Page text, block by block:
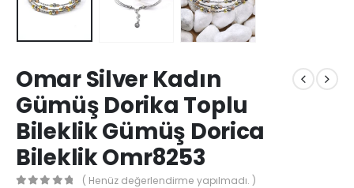
Omar Silver Kadın
Gümüş Dorika Toplu
Bileklik Gümüş Dorica
Bileklik Omr8253
( Henüz değerlendirme yapılmadı. )